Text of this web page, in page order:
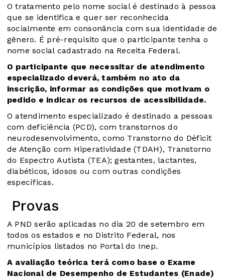
O tratamento pelo nome social é destinado à pessoa
que se identifica e quer ser reconhecida
socialmente em consonância com sua identidade de
gênero. É pré-requisito que o participante tenha o
nome social cadastrado na Receita Federal.
O participante que necessitar de atendimento
especializado deverá, também no ato da
inscrição, informar as condições que motivam o
pedido e indicar os recursos de acessibilidade.
O atendimento especializado é destinado a pessoas
com deficiência (PCD), com transtornos do
neurodesenvolvimento, como Transtorno do Déficit
de Atenção com Hiperatividade (TDAH), Transtorno
do Espectro Autista (TEA); gestantes, lactantes,
diabéticos, idosos ou com outras condições
específicas.
Provas
A PND serão aplicadas no dia 20 de setembro em
todos os estados e no Distrito Federal, nos
municípios listados no Portal do Inep.
A avaliação teórica terá como base o Exame
Nacional de Desempenho de Estudantes (Enade)